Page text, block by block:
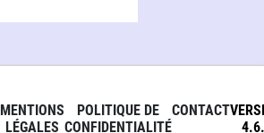
MENTIONS
LÉGALES
POLITIQUE DE
CONFIDENTIALITÉ
CONTACT